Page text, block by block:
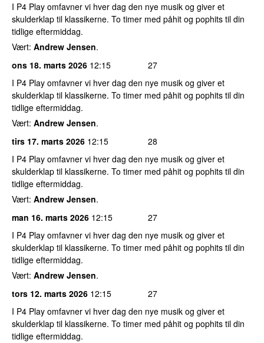
I P4 Play omfavner vi hver dag den nye musik og giver et
skulderklap til klassikerne. To timer med påhit og pophits til din
tidlige eftermiddag.
Vært: Andrew Jensen.
ons 18. marts 2026 12:15
27
I P4 Play omfavner vi hver dag den nye musik og giver et
skulderklap til klassikerne. To timer med påhit og pophits til din
tidlige eftermiddag.
Vært: Andrew Jensen.
tirs 17. marts 2026 12:15
28
I P4 Play omfavner vi hver dag den nye musik og giver et
skulderklap til klassikerne. To timer med påhit og pophits til din
tidlige eftermiddag.
Vært: Andrew Jensen.
man 16. marts 2026 12:15
27
I P4 Play omfavner vi hver dag den nye musik og giver et
skulderklap til klassikerne. To timer med påhit og pophits til din
tidlige eftermiddag.
Vært: Andrew Jensen.
tors 12. marts 2026 12:15
27
I P4 Play omfavner vi hver dag den nye musik og giver et
skulderklap til klassikerne. To timer med påhit og pophits til din
tidlige eftermiddag.